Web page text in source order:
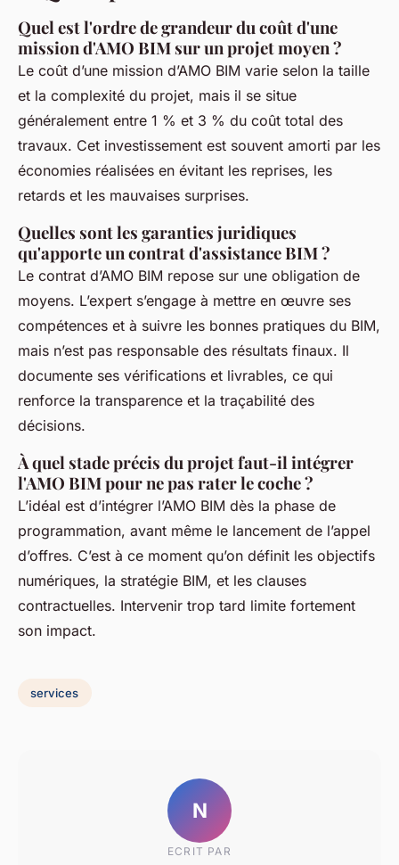
Quel est l'ordre de grandeur du coût d'une
mission d'AMO BIM sur un projet moyen ?
Le coût d’une mission d’AMO BIM varie selon la taille
et la complexité du projet, mais il se situe
généralement entre 1 % et 3 % du coût total des
travaux. Cet investissement est souvent amorti par les
économies réalisées en évitant les reprises, les
retards et les mauvaises surprises.
Quelles sont les garanties juridiques
qu'apporte un contrat d'assistance BIM ?
Le contrat d’AMO BIM repose sur une obligation de
moyens. L’expert s’engage à mettre en œuvre ses
compétences et à suivre les bonnes pratiques du BIM,
mais n’est pas responsable des résultats finaux. Il
documente ses vérifications et livrables, ce qui
renforce la transparence et la traçabilité des
décisions.
À quel stade précis du projet faut-il intégrer
l'AMO BIM pour ne pas rater le coche ?
L’idéal est d’intégrer l’AMO BIM dès la phase de
programmation, avant même le lancement de l’appel
d’offres. C’est à ce moment qu’on définit les objectifs
numériques, la stratégie BIM, et les clauses
contractuelles. Intervenir trop tard limite fortement
son impact.
services
N
ECRIT PAR